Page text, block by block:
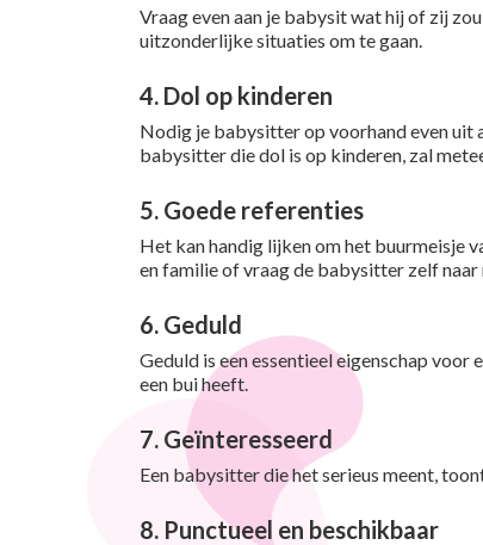
Vraag even aan je babysit wat hij of zij
uitzonderlijke situaties om te gaan.
4. Dol op kinderen
Nodig je babysitter op voorhand even uit
babysitter die dol is op kinderen, zal
5. Goede referenties
Het kan handig lijken om het buurmeisje
en familie of vraag de babysitter zelf
6. Geduld
Geduld is een essentieel eigenschap
een bui heeft.
7. Geïnteresseerd
Een babysitter die het serieus meent,
8. Punctueel en beschikbaar